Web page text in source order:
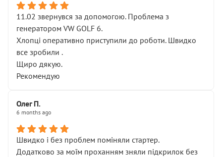
11.02 звернувся за допомогою. Проблема з
генератором VW GOLF 6.
Хлопці оперативно приступили до роботи. Швидко
все зробили .
Щиро дякую.
Рекомендую
Олег П.
6 months ago
Швидко і без проблем поміняли стартер.
Додатково за моїм проханням зняли підкрилок без